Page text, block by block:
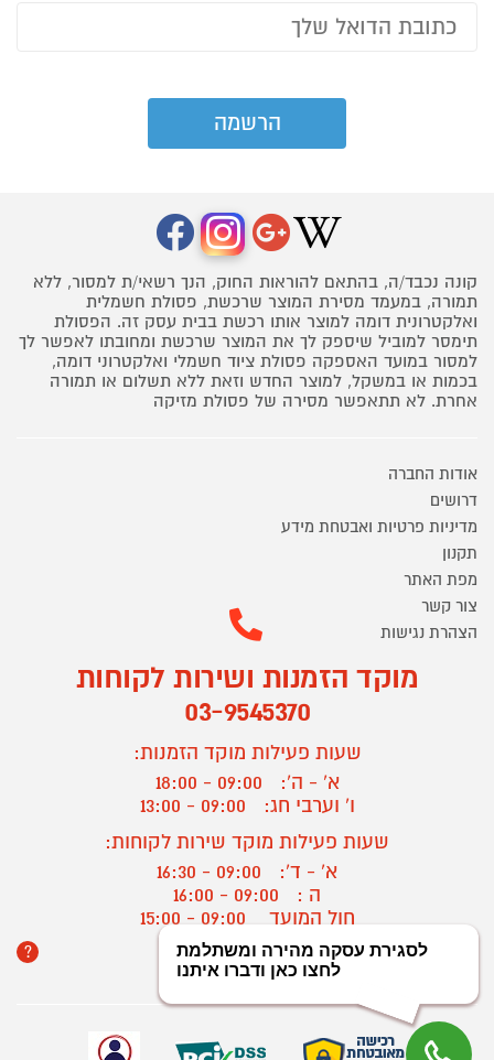
קונה נכבד/ה, בהתאם להוראות החוק, הנך רשאי/ת למסור, ללא
תמורה, במעמד מסירת המוצר שרכשת, פסולת חשמלית
ואלקטרונית דומה למוצר אותו רכשת בבית עסק זה. הפסולת
תימסר למוביל שיספק לך את המוצר שרכשת ומחובתו לאפשר לך
למסור במועד האספקה פסולת ציוד חשמלי ואלקטרוני דומה,
בכמות או במשקל, למוצר החדש וזאת ללא תשלום או תמורה
אחרת. לא תתאפשר מסירה של פסולת מזיקה
אודות החברה
דרושים
מדיניות פרטיות ואבטחת מידע
תקנון
מפת האתר
צור קשר
הצהרת נגישות
מוקד הזמנות ושירות לקוחות
03-9545370
שעות פעילות מוקד הזמנות:
א' - ה':
09:00 - 18:00
ו' וערבי חג:
09:00 - 13:00
שעות פעילות מוקד שירות לקוחות:
א' - ד':
09:00 - 16:30
ה :
09:00 - 16:00
חול המועד
? יצירת קשר/ביטול הזמנה